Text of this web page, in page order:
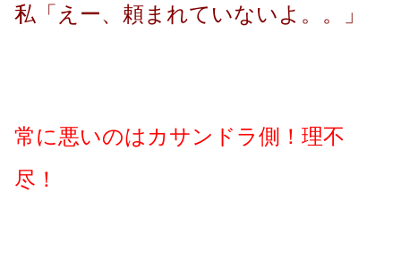
私「えー、頼まれていないよ。。」
常に悪いのはカサンドラ側！理不
尽！